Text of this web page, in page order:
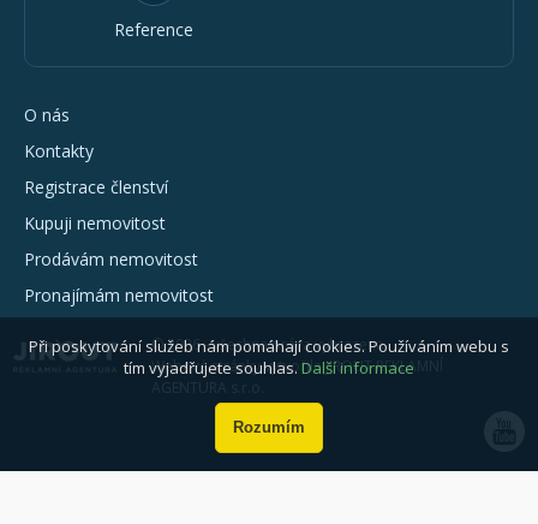
Reference
O nás
Kontakty
Registrace členství
Kupuji nemovitost
Prodávám nemovitost
Pronajímám nemovitost
© 2026 - všechna práva vyhrazena
Webové stránky vytvořila JIROUT REKLAMNÍ
Při poskytování služeb nám pomáhají cookies. Používáním webu s
tím vyjadřujete souhlas. Další informace
Rozumím